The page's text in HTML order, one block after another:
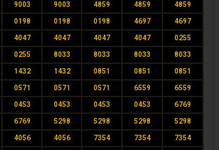
9003 9003 4859 4859 4859
0198 0198 0198 4697 4697
4047 4047 4047 4047 0255
0255 8033 8033 8033 8033
1432 1432 0851 0851 0851
0571 0571 0571 6559 6559
0453 0453 0453 0453 6769
6769 5298 5298 5298 5298
4056 4056 7354 7354 7354